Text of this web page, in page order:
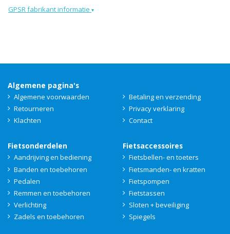
GPSR fabrikant informatie ▾
Algemene pagina's
Algemene voorwaarden
Betaling en verzending
Retourneren
Privacy verklaring
Klachten
Contact
Fietsonderdelen
Aandrijving en bediening
Banden en toebehoren
Pedalen
Remmen en toebehoren
Verlichting
Zadels en toebehoren
Fietsaccessoires
Fietsbellen- en toeters
Fietsmanden- en kratten
Fietspompen
Fietstassen
Sloten + beveiliging
Spiegels